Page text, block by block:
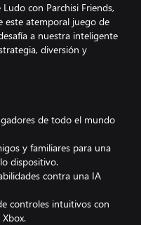
con Parchisi Friends,
este atemporal juego de
a nuestra inteligente
diversión y
de todo el mundo
y familiares para una
dispositivo.
contra una IA
controles intuitivos con